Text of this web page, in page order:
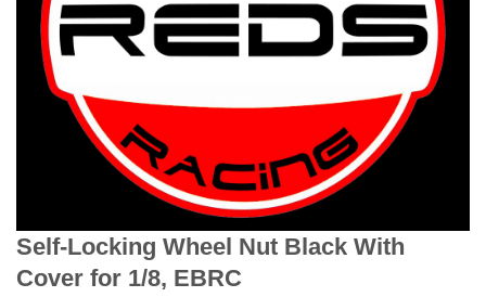
Self-Locking Wheel Nut Black With
Cover for 1/8, EBRC